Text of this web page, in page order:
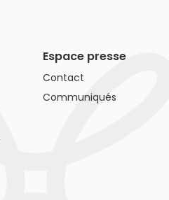
Espace presse
Contact
Communiqués